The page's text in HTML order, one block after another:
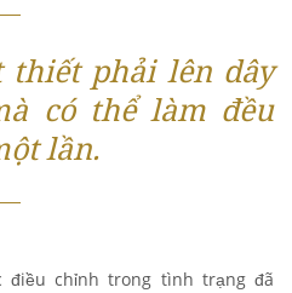
thiết phải lên dây
có thể làm đều
lần.
điều chỉnh trong tình trạng đã